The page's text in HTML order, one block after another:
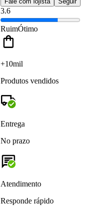
3.6
RuimÓtimo
+10mil
Produtos vendidos
Entrega
No prazo
Atendimento
Responde rápido